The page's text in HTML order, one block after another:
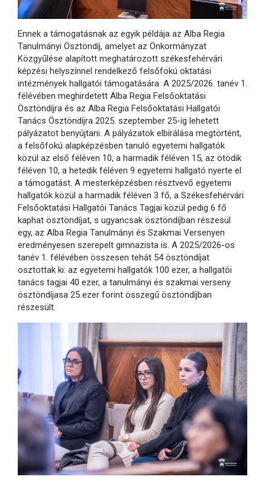
Ennek a támogatásnak az egyik példája az Alba Regia
Tanulmányi Ösztöndíj, amelyet az Önkormányzat
Közgyűlése alapított meghatározott székesfehérvári
képzési helyszínnel rendelkező felsőfokú oktatási
intézmények hallgatói támogatására. A 2025/2026. tanév 1.
félévében meghirdetett Alba Regia Felsőoktatási
Ösztöndíjra és az Alba Regia Felsőoktatási Hallgatói
Tanács Ösztöndíjra 2025. szeptember 25-ig lehetett
pályázatot benyújtani. A pályázatok elbírálása megtörtént,
a felsőfokú alapképzésben tanuló egyetemi hallgatók
közül az első féléven 10, a harmadik féléven 15, az ötödik
féléven 10, a hetedik féléven 9 egyetemi hallgató nyerte el
a támogatást. A mesterképzésben résztvevő egyetemi
hallgatók közül a harmadik féléven 3 fő, a Székesfehérvári
Felsőoktatási Hallgatói Tanács Tagjai közül pedig 6 fő
kaphat ösztöndíjat, s ugyancsak ösztöndíjban részesül
egy, az Alba Regia Tanulmányi és Szakmai Versenyen
eredményesen szerepelt gimnazista is. A 2025/2026-os
tanév 1. félévében összesen tehát 54 ösztöndíjat
osztottak ki: az egyetemi hallgatók 100 ezer, a hallgatói
tanács tagjai 40 ezer, a tanulmányi és szakmai verseny
ösztöndíjasa 25 ezer forint összegű ösztöndíjban
részesült.